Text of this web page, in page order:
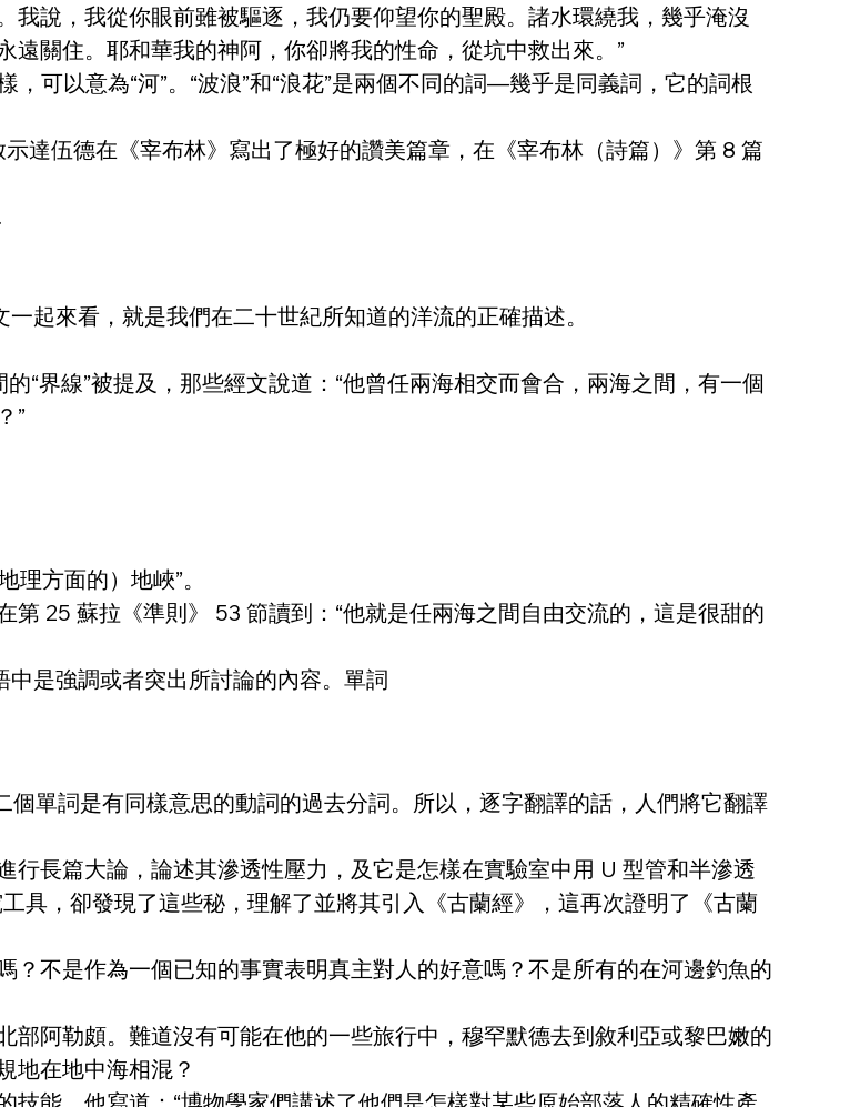
說，我從你眼前雖被驅逐，我仍要仰望你的聖殿。諸水環繞我，幾乎淹沒
關住。耶和華我的神阿，你卻將我的性命，從坑中救出來。”
可以意為“河”。“波浪”和“浪花”是兩個不同的詞—幾乎是同義詞，它的詞根
達伍德在《宰布林》寫出了極好的讚美篇章，在《宰布林（詩篇）》第 8 篇
起來看，就是我們在二十世紀所知道的洋流的正確描述。
“界線”被提及，那些經文說道：“他曾任兩海相交而會合，兩海之間，有一個
”
理方面的）地峽”。
25 蘇拉《準則》 53 節讀到：“他就是任兩海之間自由交流的，這是很甜的
中是強調或者突出所討論的內容。單詞
長篇大論，論述其滲透性壓力，及它是怎樣在實驗室中用 U 型管和半滲透
具，卻發現了這些秘，理解了並將其引入《古蘭經》，這再次證明了《古蘭
不是作為一個已知的事實表明真主對人的好意嗎？不是所有的在河邊釣魚的
阿勒頗。難道沒有可能在他的一些旅行中，穆罕默德去到敘利亞或黎巴嫩的
地在地中海相混？